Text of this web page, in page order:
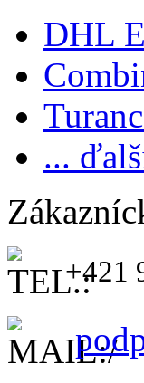
DHL
...
+421